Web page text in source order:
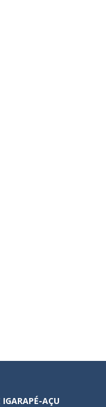
IGARAPÉ-AÇU